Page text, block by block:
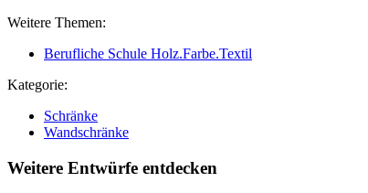
Weitere Themen:
Berufliche Schule Holz.Farbe.Textil
Kategorie:
Schränke
Wandschränke
Weitere Entwürfe entdecken